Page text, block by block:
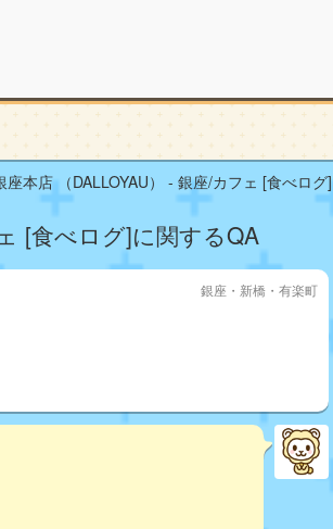
座本店 （DALLOYAU） - 銀座/カフェ [食べログ]
[食べログ]に関するQA
銀座・新橋・有楽町